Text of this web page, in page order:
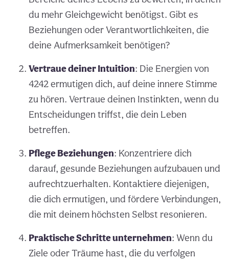
du mehr Gleichgewicht benötigst. Gibt es
Beziehungen oder Verantwortlichkeiten, die
deine Aufmerksamkeit benötigen?
Vertraue deiner Intuition: Die Energien von
4242 ermutigen dich, auf deine innere Stimme
zu hören. Vertraue deinen Instinkten, wenn du
Entscheidungen triffst, die dein Leben
betreffen.
Pflege Beziehungen: Konzentriere dich
darauf, gesunde Beziehungen aufzubauen und
aufrechtzuerhalten. Kontaktiere diejenigen,
die dich ermutigen, und fördere Verbindungen,
die mit deinem höchsten Selbst resonieren.
Praktische Schritte unternehmen: Wenn du
Ziele oder Träume hast, die du verfolgen